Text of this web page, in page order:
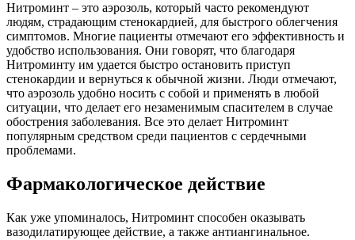
Нитроминт – это аэрозоль, который часто рекомендуют
людям, страдающим стенокардией, для быстрого облегчения
симптомов. Многие пациенты отмечают его эффективность и
удобство использования. Они говорят, что благодаря
Нитроминту им удается быстро остановить приступ
стенокардии и вернуться к обычной жизни. Люди отмечают,
что аэрозоль удобно носить с собой и применять в любой
ситуации, что делает его незаменимым спасителем в случае
обострения заболевания. Все это делает Нитроминт
популярным средством среди пациентов с сердечными
проблемами.
Фармакологическое действие
Как уже упоминалось, Нитроминт способен оказывать
вазодилатирующее действие, а также антиангинальное.